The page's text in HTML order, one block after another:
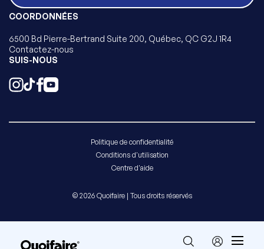
COORDONNÉES
6500 Bd Pierre-Bertrand Suite 200, Québec, QC G2J 1R4
Contactez-nous
SUIS-NOUS
Politique de confidentialité
Conditions d'utilisation
Centre d'aide
© 2026 Quoifaire | Tous droits réservés